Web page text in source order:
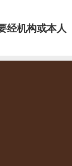
经机构或本人